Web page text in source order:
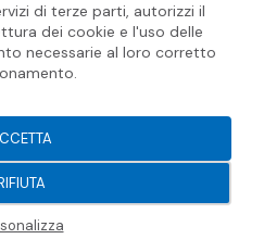
2026
di terze parti, autorizzi il
dei cookie e l'uso delle
necessarie al loro corretto